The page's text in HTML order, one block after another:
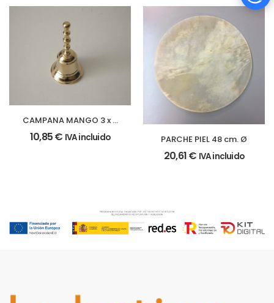
CAMPANA MANGO 3 x 6
cm.
10,85€ IVA incluido PARCHE PIEL 48 cm. Ø
20,61€ IVA incluido